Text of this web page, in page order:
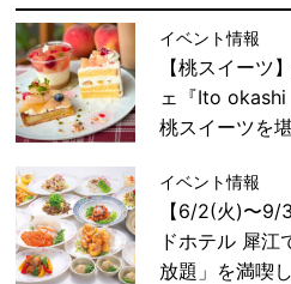
イベント情報
【桃スイーツ
ェ『Ito okashi
桃スイーツを堪
イベント情報
【6/2(火)〜9/
ドホテル 犀江
放題」を満喫し